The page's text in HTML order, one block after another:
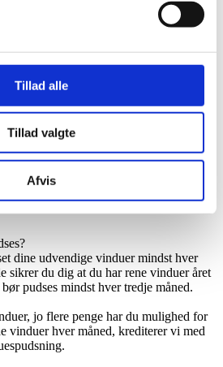
Tillad alle
Tillad valgte
Afvis
før vi kommer og pudser dine
altan eller give adgang til andre
fri adgang til.
eller aftale om hvor vi kan finde
pudse dine vinduer både udvendig og
hjemme.
indvendig, er det vigtigt at du altid
inden vi kommer for at pudse dem. Af
flytter vores vinduespudsere ikke på ting
dine udvendige vinduer mindst hver
sikrer du dig at du har rene vinduer året
pudses mindst hver tredje måned.
jo flere penge har du mulighed for
vinduer hver måned, krediterer vi med